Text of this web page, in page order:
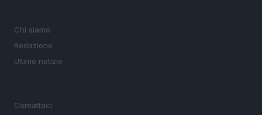
Chi siamo
Redazione
Ultime notizie
Contattaci